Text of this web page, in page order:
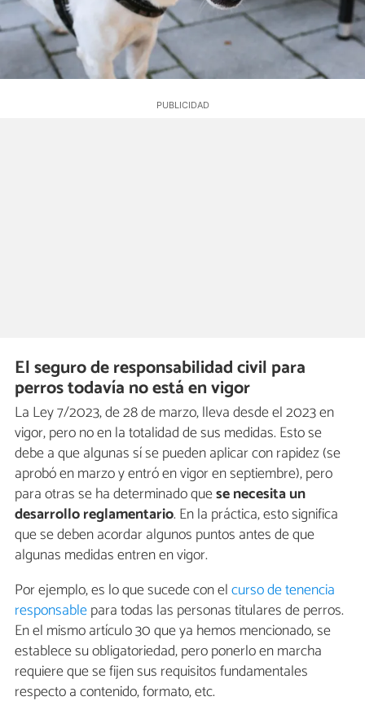
El seguro de responsabilidad civil para
perros todavía no está en vigor
La Ley 7/2023, de 28 de marzo, lleva desde el 2023 en
vigor, pero no en la totalidad de sus medidas. Esto se
debe a que algunas sí se pueden aplicar con rapidez (se
aprobó en marzo y entró en vigor en septiembre), pero
para otras se ha determinado quese necesita un
desarrollo reglamentario. En la práctica, esto significa
que se deben acordar algunos puntos antes de que
algunas medidas entren en vigor.
Por ejemplo, es lo que sucede con elcurso de tenencia
responsablepara todas las personas titulares de perros.
En el mismo artículo 30 que ya hemos mencionado, se
establece su obligatoriedad, pero ponerlo en marcha
requiere que se fijen sus requisitos fundamentales
respecto a contenido, formato, etc.